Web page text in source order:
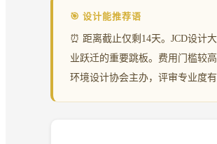
🎯 设计能推荐语
⏰ 距离截止仅剩14天。JCD设计
业跃迁的重要跳板。费用门槛较
环境设计协会主办，评审专业度有